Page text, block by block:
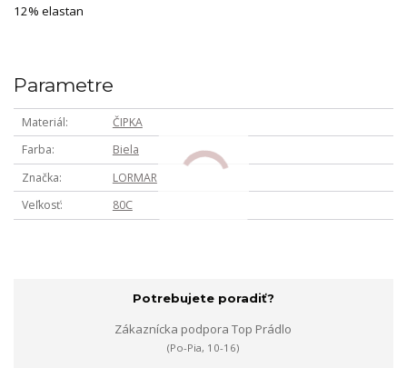
12% elastan
Parametre
Materiál
ČIPKA
Farba
Biela
Značka
LORMAR
Veľkosť
80C
Potrebujete poradiť?
Zákaznícka podpora Top Prádlo
(Po-Pia, 10-16)